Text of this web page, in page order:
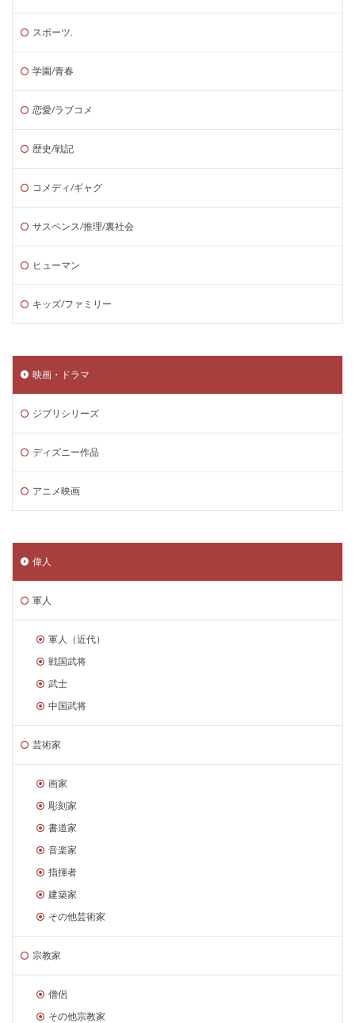
スポーツ.
学園/青春
恋愛/ラブコメ
歴史/戦記
コメディ/ギャグ
サスペンス/推理/裏社会
ヒューマン
キッズ/ファミリー
映画・ドラマ
ジブリシリーズ
ディズニー作品
アニメ映画
偉人
軍人
軍人（近代）
戦国武将
武士
中国武将
芸術家
画家
彫刻家
書道家
音楽家
指揮者
建築家
その他芸術家
宗教家
僧侶
その他宗教家